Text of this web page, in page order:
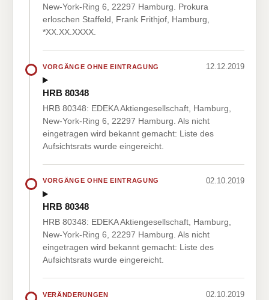
New-York-Ring 6, 22297 Hamburg. Prokura
erloschen Staffeld, Frank Frithjof, Hamburg,
*XX.XX.XXXX.
VORGÄNGE OHNE EINTRAGUNG 12.12.2019
HRB 80348
HRB 80348: EDEKA Aktiengesellschaft, Hamburg,
New-York-Ring 6, 22297 Hamburg. Als nicht
eingetragen wird bekannt gemacht: Liste des
Aufsichtsrats wurde eingereicht.
VORGÄNGE OHNE EINTRAGUNG 02.10.2019
HRB 80348
HRB 80348: EDEKA Aktiengesellschaft, Hamburg,
New-York-Ring 6, 22297 Hamburg. Als nicht
eingetragen wird bekannt gemacht: Liste des
Aufsichtsrats wurde eingereicht.
VERÄNDERUNGEN 02.10.2019